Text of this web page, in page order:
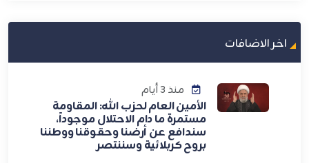
اخر الاضافات
منذ 3 أيام
الأمين العام لحزب الله: المقاومة
مستمرة ما دام الاحتلال موجوداً،
سندافع عن أرضنا وحقوقنا ووطننا
بروح كربلائية وسننتصر